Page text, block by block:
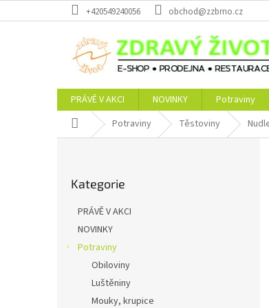
na
+420549240056 obchod@zzbrno.cz
PRÁVĚ V AKCI NOVINKY Potraviny
Domů Potraviny Těstoviny
kategorie
Kategorie
PRÁVĚ V AKCI
NOVINKY
Potraviny
Obiloviny
Luštěniny
Mouky, krupice